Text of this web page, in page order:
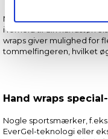
Indsamle
Identificere din
dens unikke
Vi og vores
give dig den bedst
fitnessshoppen.dk.
Når du vælger håndled
i forhold til din
wraps giver mulighed for
tommelfingeren, hvilket
Hand wraps
Nogle sportsmærker,
EverGel-teknologi eller